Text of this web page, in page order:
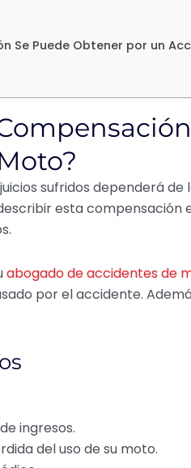
Se Puede Obtener por un
sufridos dependerá
esta compensación
abogado de accidentes de
por el accidente.
ingresos.
del uso de su moto.